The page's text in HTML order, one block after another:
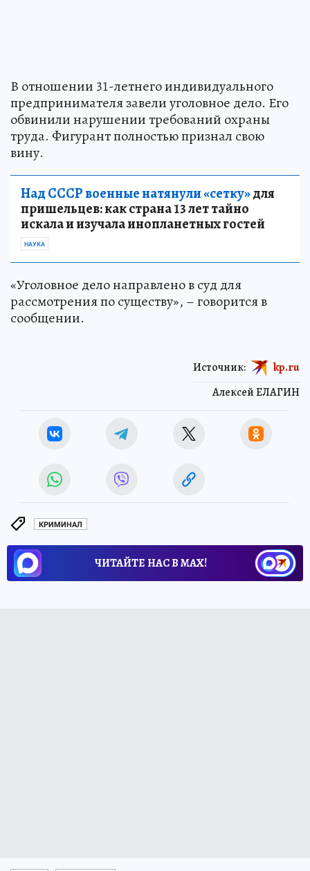
В отношении 31-летнего индивидуального
предпринимателя завели уголовное дело. Его
обвинили нарушении требований охраны
труда. Фигурант полностью признал свою
вину.
Над СССР военные натянули «сетку»для
пришельцев: как страна 13 лет тайно
искала и изучала инопланетных гостей
НАУКА
«Уголовное дело направлено в суд для
рассмотрения по существу», – говорится в
сообщении.
Алексей ЕЛАГИН
Источник: kp.ru
КРИМИНАЛ
ЧИТАЙТЕ НАС В МАХ!